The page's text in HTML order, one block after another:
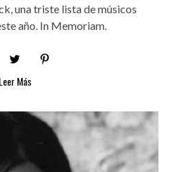
una triste lista de músicos
año. In Memoriam.
Leer Más